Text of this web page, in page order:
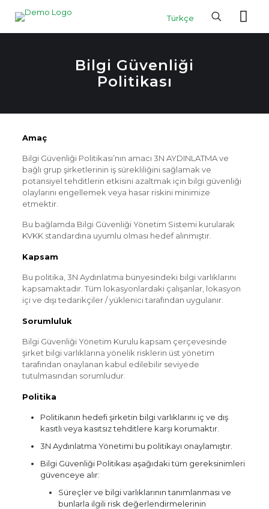
Türkçe
Bilgi Güvenliği
Politikası
Amaç
Bilgi Güvenliği Politikası’nın amacı 3N AYDINLATMA ve
bağlı grup şirketlerinin iş sürekliliğini sağlamak ve
potansiyel tehditlerin etkisini azaltmak için bilgi güvenliği
olaylarını engellemek veya hasar riskini minimize
etmektir.
Bu bağlamda Bilgi Güvenliği Yönetim Sistemi kurularak
KVKK standardına uyumlu olması hedef alınmıştır.
Kapsam
Bu politika, 3N Aydınlatma bünyesindeki bilgi varlıklarını
kapsamaktadır. Tüm lokasyonlardaki çalışanlar, lokasyon
içi ve dışı tedarikçiler / yüklenici tarafından uygulanır.
Sorumluluk
Bilgi Güvenliği Yönetim Kurulu kapsam çerçevesinde
şirket bilgi varlıklarına yönelik risklerin üst yönetim
tarafından onaylanan kabul edilebilir seviyede
tutulmasından sorumludur.
Politika
Politikanın hedefi şirketin bilgi varlıklarını iç ve dış
kasıtlı veya kasıtsız tehditlere karşı korumaktır.
3N Aydınlatma Yönetimi bu politikayı onaylamıştır.
Bilgi Güvenliği Politikası aşağıdaki tüm gereksinimleri
güvenceye alır:
Süreçler ve bilgi varlıklarının tanımlanması ve
bunlarla ilgili risk değerlendirmelerinin